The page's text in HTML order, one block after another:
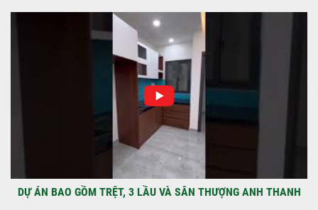
NHẬN CHÌA KHÓA – TRAO TỔ ẤM MỚI
TẠI PHƯỜNG AN LẠC
Địa điểm: Đường Lâm Hoành, phường An
LạcGia chủ: Anh Kỳ Xây Dựng Sao Việt chính
thức hoàn tất và...
DỰ ÁN BAO GỒM TRỆT, 3 LẦU VÀ SÂN THƯỢNG ANH THANH